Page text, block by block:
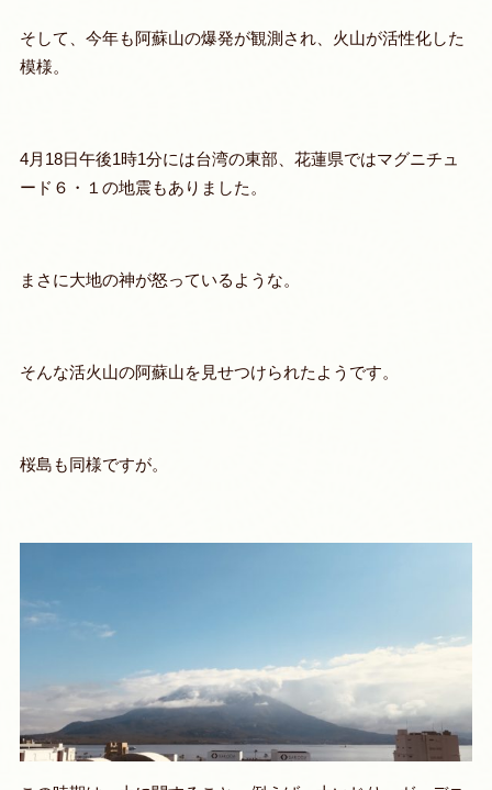
そして、今年も阿蘇山の爆発が観測され、火山が活性化した
模様。
4月18日午後1時1分には台湾の東部、花蓮県ではマグニチュ
ード６・１の地震もありました。
まさに大地の神が怒っているような。
そんな活火山の阿蘇山を見せつけられたようです。
桜島も同様ですが。